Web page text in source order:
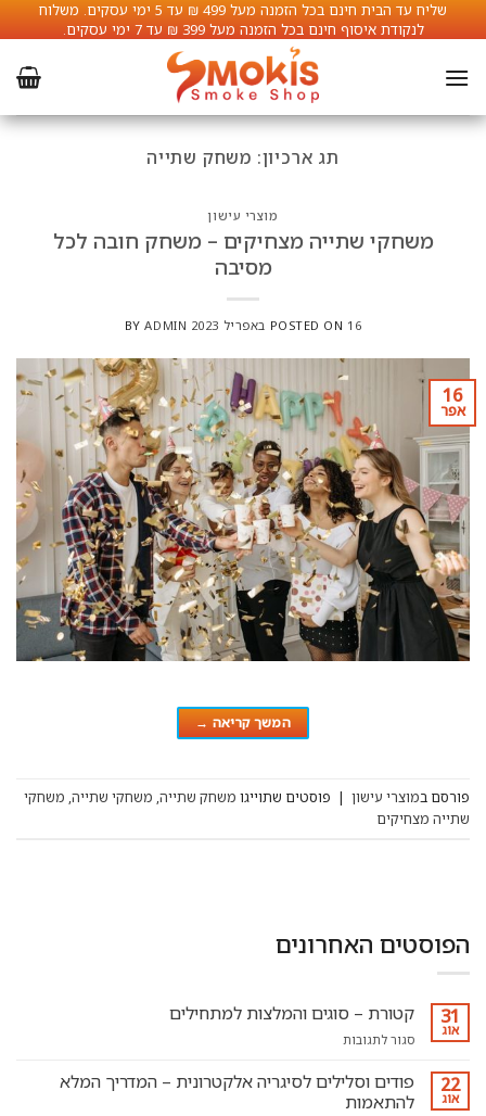
to
content
שליח עד הבית חינם בכל הזמנה מעל 499 ₪ עד 5 ימי עסקים. משלוח
לנקודת איסוף חינם בכל הזמנה מעל 399 ₪ עד 7 ימי עסקים.
תג ארכיון: משחק שתייה
מוצרי עישון
משחקי שתייה מצחיקים – משחק חובה לכל
מסיבה
POSTED ON 16 באפריל 2023 BYADMIN
16
אפר
המשך קריאה →
פורסם במוצרי עישון | פוסטים שתוייגו משחק שתייה, משחקי שתייה, משחקי
שתייה מצחיקים
הפוסטים האחרונים
31
אוג
קטורת – סוגים והמלצות למתחילים
סגור לתגובות
–
22
אוג
פודים וסלילים לסיגריה אלקטרונית – המדריך המלא
להתאמות